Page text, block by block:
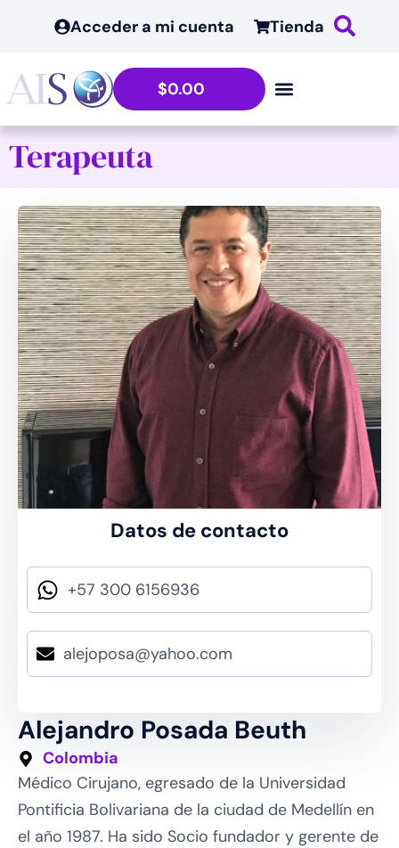
Acceder a mi cuenta Tienda
$0.00
Terapeuta
Datos de contacto
+57 300 6156936
alejoposa@yahoo.com
Alejandro Posada Beuth
Colombia
Médico Cirujano, egresado de la Universidad
Pontificia Bolivariana de la ciudad de Medellín en
el año 1987. Ha sido Socio fundador y gerente de